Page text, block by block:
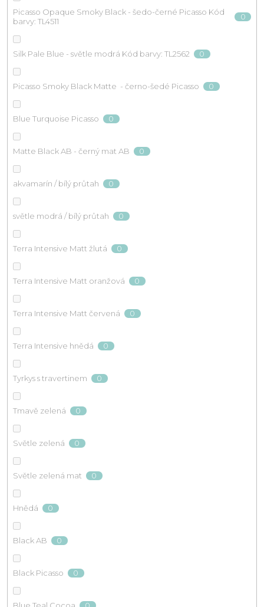
Picasso Opaque Smoky Black - šedo-černé Picasso Kód
barvy: TL4511
0
Silk Pale Blue - světle modrá Kód barvy: TL2562 0
Picasso Smoky Black Matte - černo-šedé Picasso 0
Blue Turquoise Picasso 0
Matte Black AB - černý mat AB 0
akvamarín / bílý průtah 0
světle modrá / bílý průtah 0
Terra Intensive Matt žlutá 0
Terra Intensive Matt oranžová 0
Terra Intensive Matt červená 0
Terra Intensive hnědá 0
Tyrkys s travertinem 0
Tmavě zelená 0
Světle zelená 0
Světle zelená mat 0
Hnědá 0
Black AB 0
Black Picasso 0